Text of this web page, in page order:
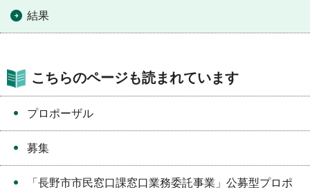
結果
こちらのページも読まれています
プロポーザル
募集
「長野市市民窓口課窓口業務委託事業」公募型プロポ